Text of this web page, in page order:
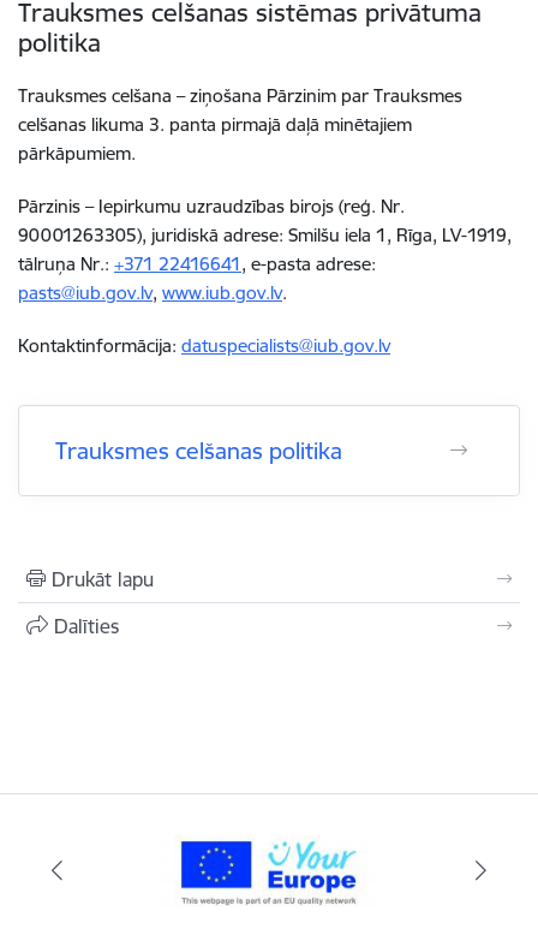
Trauksmes celšanas sistēmas privātuma
politika
Trauksmes celšana – ziņošana Pārzinim par Trauksmes
celšanas likuma 3. panta pirmajā daļā minētajiem
pārkāpumiem.
Pārzinis – Iepirkumu uzraudzības birojs (reģ. Nr.
90001263305), juridiskā adrese: Smilšu iela 1, Rīga, LV-1919,
tālruņa Nr.: +371 22416641, e-pasta adrese:
pasts@iub.gov.lv, www.iub.gov.lv.
Kontaktinformācija: datuspecialists@iub.gov.lv
Trauksmes celšanas politika
Drukāt lapu
Dalīties